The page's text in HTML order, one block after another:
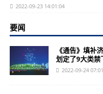
2022-09-23 14:01:04
要闻
《通告》填补
划定了9大类禁
2022-09-24